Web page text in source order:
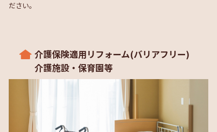
ださい。
介護保険適用リフォーム(バリアフリー)
介護施設・保育園等